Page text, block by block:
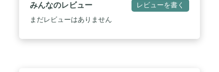
みんなのレビュー レビューを書く
まだレビューはありません